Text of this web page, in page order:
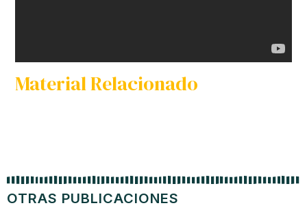
Material Relacionado
OTRAS PUBLICACIONES